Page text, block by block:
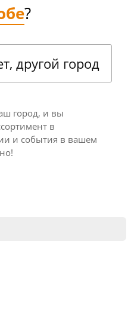
?
другой город
город, и вы
в
и события в вашем